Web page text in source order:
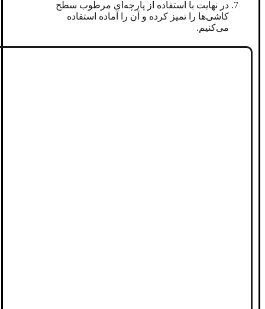
در نهایت با استفاده از پارچه‌ای مرطوب سطح
کاشی‌ها را تمیز کرده و آن را آماده استفاده
می‌کنیم.